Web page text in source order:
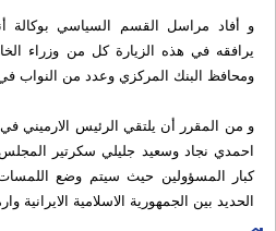
و أفاد مراسل القسم السياسي بوكالة
يرافقه في هذه الزيارة كل من وزراء
ومحافظ البنك المركزي وعدد من النواب في
و من المقرر أن يلتقي الرئيس الارميني
احمدي نجاد وسعيد جليلي سكرتير
كبار المسؤولين حيث سيتم وضع
الحديد بين الجمهورية الاسلامية الايرانية